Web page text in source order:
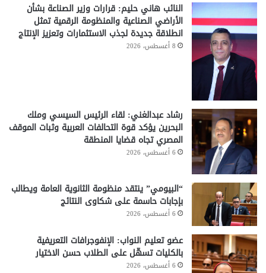
النائب هاني حليم: قرارات وزير الصناعة بشأن
الأراضي الصناعية والمنظومة الرقمية تمثل
انطلاقة جديدة لجذب الاستثمارات وتعزيز الإنتاج
8 أغسطس، 2026
رشاد عبدالغني: لقاء الرئيس السيسي وملك
البحرين يؤكد قوة التحالفات العربية وثبات الموقف
المصري تجاه قضايا المنطقة
6 أغسطس، 2026
“البيومي” ينتقد منظومة الثانوية العامة ويطالب
بإجابات حاسمة على شكاوى النتائج
6 أغسطس، 2026
عضو تعليم النواب: الإنفوجرافات التعريفية
بالكليات تسهّل على الطلاب حسن الاختيار
6 أغسطس، 2026